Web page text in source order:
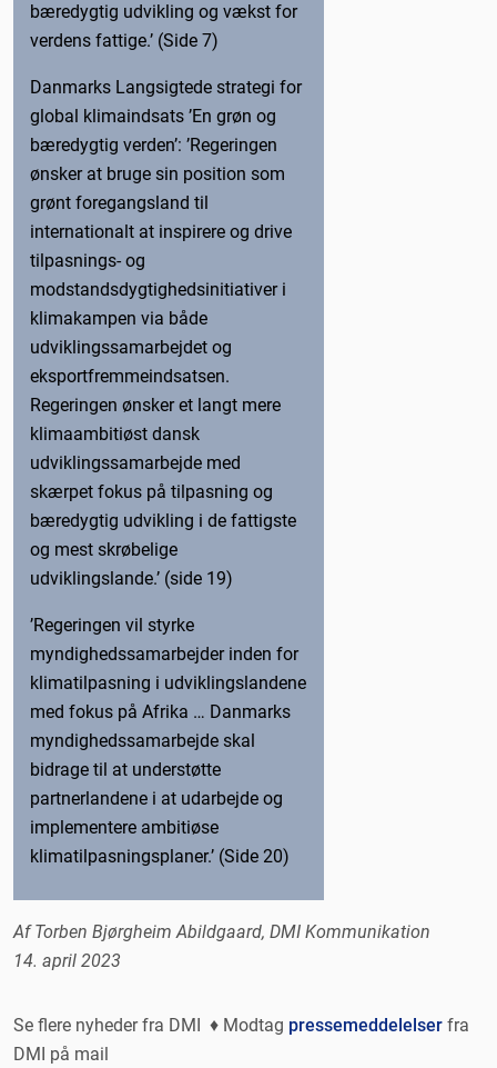
bæredygtig udvikling og vækst for
verdens fattige.’ (Side 7)
Danmarks Langsigtede strategi for
global klimaindsats ’En grøn og
bæredygtig verden’: ’Regeringen
ønsker at bruge sin position som
grønt foregangsland til
internationalt at inspirere og drive
tilpasnings- og
modstandsdygtighedsinitiativer i
klimakampen via både
udviklingssamarbejdet og
eksportfremmeindsatsen.
Regeringen ønsker et langt mere
klimaambitiøst dansk
udviklingssamarbejde med
skærpet fokus på tilpasning og
bæredygtig udvikling i de fattigste
og mest skrøbelige
udviklingslande.’ (side 19)
’Regeringen vil styrke
myndighedssamarbejder inden for
klimatilpasning i udviklingslandene
med fokus på Afrika … Danmarks
myndighedssamarbejde skal
bidrage til at understøtte
partnerlandene i at udarbejde og
implementere ambitiøse
klimatilpasningsplaner.’ (Side 20)
Af Torben Bjørgheim Abildgaard, DMI Kommunikation
14. april 2023
Se flere nyheder fra DMI ♦ Modtag pressemeddelelser fra
DMI på mail